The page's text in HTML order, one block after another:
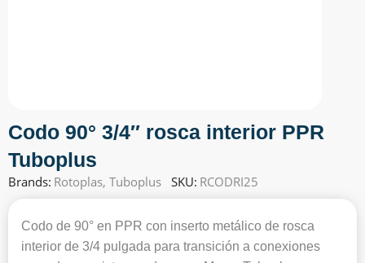
Codo 90° 3/4″ rosca interior PPR
Tuboplus
Brands: Rotoplas, Tuboplus SKU: RCODRI25
Codo de 90° en PPR con inserto metálico de rosca
interior de 3/4 pulgada para transición a conexiones